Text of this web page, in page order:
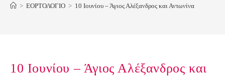
> ΕΟΡΤΟΛΟΓΙΟ > 10 Ιουνίου – Άγιος Αλέξανδρος και Αντωνίνα
10 Ιουνίου – Άγιος Αλέξανδρος και